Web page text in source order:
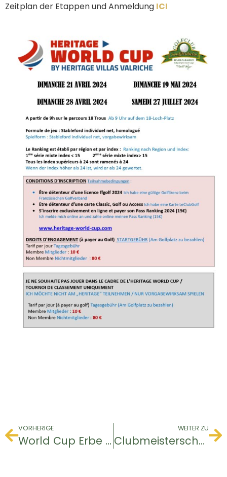
Zeitplan der Etappen und Anmeldung ICI
VORHERIGE
World Cup Erbe & Rangliste
WEITER ZU
Clubmeisterschaft der Jugend